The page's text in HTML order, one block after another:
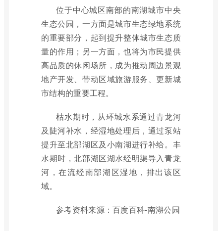
位于中心城区南部的南湖城市中央
生态公园，一方面是城市生态绿地系统
的重要部分，起到提升整体城市生态质
量的作用；另一方面，也将为市民提供
高品质的休闲场所，成为推动周边景观
地产开发、带动区域旅游服务、更新城
市结构的重要工程。
枯水期时，从环城水系通过青龙河
及陡河补水，经湿地处理后，通过泵站
提升至北部湖区及小南湖进行补给。丰
水期时，北部湖区湖水经明渠导入青龙
河，在流经南部湖区湿地，排出该区
域。
参考资料来源：百度百科-南湖公园